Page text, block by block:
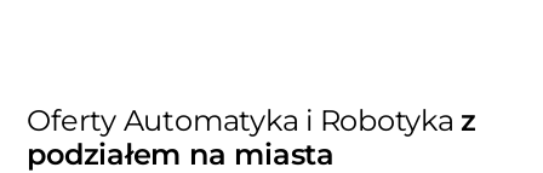
Oferty Automatyka i Robotyka z
podziałem na miasta